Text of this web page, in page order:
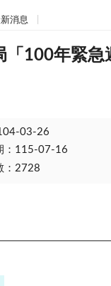
消息
「100年緊
03-26
：115-07-16
：2728